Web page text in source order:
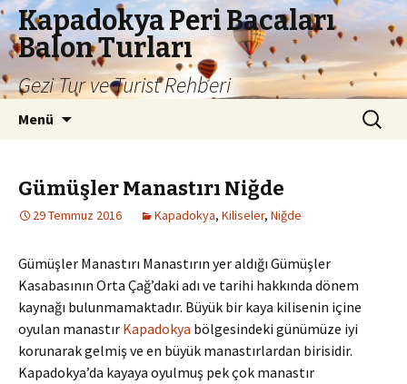
Kapadokya Peri Bacaları
Balon Turları
Gezi Tur ve Turist Rehberi
Menü Arama:
Gümüşler Manastırı Niğde
29 Temmuz 2016 Kapadokya, Kiliseler, Niğde
Gümüşler Manastırı Manastırın yer aldığı Gümüşler
Kasabasının Orta Çağ’daki adı ve tarihi hakkında dönem
kaynağı bulunmamaktadır. Büyük bir kaya kilisenin içine
oyulan manastır Kapadokya bölgesindeki günümüze iyi
korunarak gelmiş ve en büyük manastırlardan birisidir.
Kapadokya’da kayaya oyulmuş pek çok manastır